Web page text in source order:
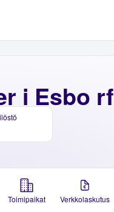
i Esbo rf
Toimipaikat Verkkolaskutus